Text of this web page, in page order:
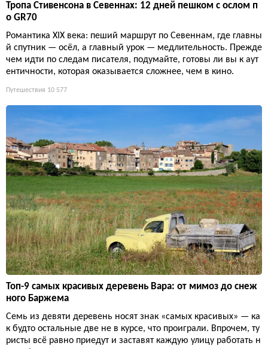
Тропа Стивенсона в Севеннах: 12 дней пешком с ослом п
о GR70
Романтика XIX века: пеший маршрут по Севеннам, где главны
й спутник — осёл, а главный урок — медлительность. Прежде
чем идти по следам писателя, подумайте, готовы ли вы к аут
ентичности, которая оказывается сложнее, чем в кино.
Путешествия 10 577
Топ-9 самых красивых деревень Вара: от мимоз до снеж
ного Баржема
Семь из девяти деревень носят знак «самых красивых» — ка
к будто остальные две не в курсе, что проиграли. Впрочем, ту
ристы всё равно приедут и заставят каждую улицу работать н